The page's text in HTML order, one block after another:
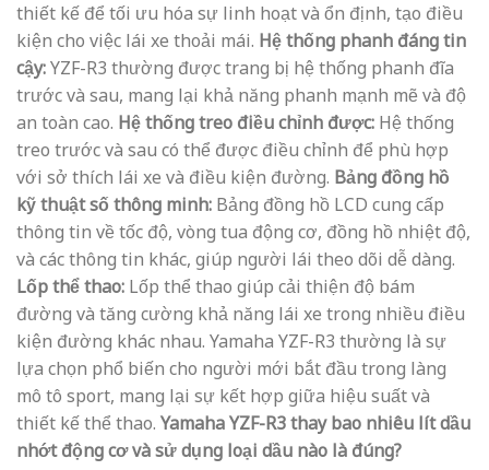
thiết kế để tối ưu hóa sự linh hoạt và ổn định, tạo điều
kiện cho việc lái xe thoải mái. Hệ thống phanh đáng tin
cậy:YZF-R3 thường được trang bị hệ thống phanh đĩa
trước và sau, mang lại khả năng phanh mạnh mẽ và độ
an toàn cao. Hệ thống treo điều chỉnh được: Hệ thống
treo trước và sau có thể được điều chỉnh để phù hợp
với sở thích lái xe và điều kiện đường. Bảng đồng hồ
kỹ thuật số thông minh: Bảng đồng hồ LCD cung cấp
thông tin về tốc độ, vòng tua động cơ, đồng hồ nhiệt độ,
và các thông tin khác, giúp người lái theo dõi dễ dàng.
Lốp thể thao: Lốp thể thao giúp cải thiện độ bám
đường và tăng cường khả năng lái xe trong nhiều điều
kiện đường khác nhau. Yamaha YZF-R3 thường là sự
lựa chọn phổ biến cho người mới bắt đầu trong làng
mô tô sport, mang lại sự kết hợp giữa hiệu suất và
thiết kế thể thao. Yamaha YZF-R3 thay bao nhiêu lít dầu
nhớt động cơ và sử dụng loại dầu nào là đúng?